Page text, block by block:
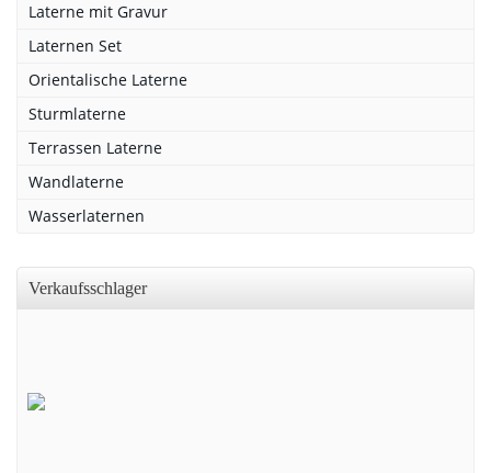
Laterne mit Gravur
Laternen Set
Orientalische Laterne
Sturmlaterne
Terrassen Laterne
Wandlaterne
Wasserlaternen
Verkaufsschlager